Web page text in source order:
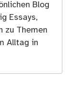
Blog
Essays,
zu Themen
Alltag in